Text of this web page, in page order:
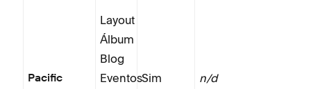
Pacific
Layout
Álbum
Blog
EventosSim n/d